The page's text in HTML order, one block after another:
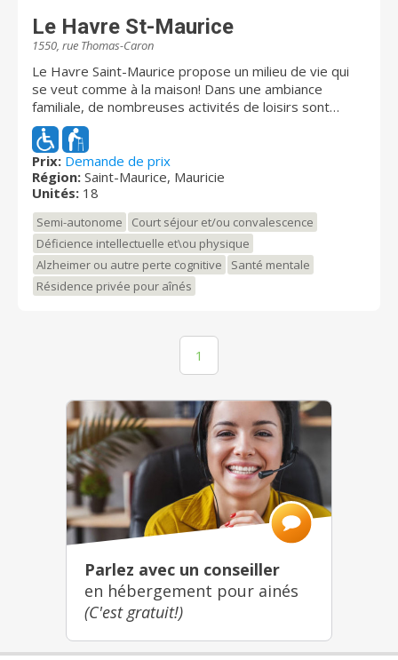
Le Havre St-Maurice
1550, rue Thomas-Caron
Le Havre Saint-Maurice propose un milieu de vie qui
se veut comme à la maison! Dans une ambiance
familiale, de nombreuses activités de loisirs sont
offertes. Nous sommes fiers de vous offrir des
services personalisés adaptés aux personnes vivants
avec des troubles cognitifs et de démence. Nous
sommes certifiés comme résidence sécuritaire pour
les personnes faisant de l'errance. (Portes codées et
grande cours avec potagers, cloturée) Pour avoir une
meilleure idée de qui nous sommes, suivez nous sur
facebook :
https://www.facebook.com/HavreSaintMaurice/ Venez
nous rencontrer!
Prix: Demande de prix
Région: Saint-Maurice, Mauricie
Unités: 18
Semi-autonome
Court séjour et/ou convalescence
Déficience intellectuelle et\ou physique
Alzheimer ou autre perte cognitive
Santé mentale
Résidence privée pour aînés
1
Parlez avec un conseiller
en hébergement pour ainés
(C'est gratuit!)